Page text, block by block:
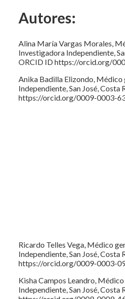
Autores:
Alina María Vargas Morales,
Investigadora Independiente,
ORCID ID https://orcid.org/
Anika Badilla Elizondo, Médico
Independiente, San José, Costa
https://orcid.org/0009-0003-
Ricardo Telles Vega, Médico
Independiente, San José, Costa
https://orcid.org/0009-0003-
Kisha Campos Leandro,
Independiente, San José, Costa